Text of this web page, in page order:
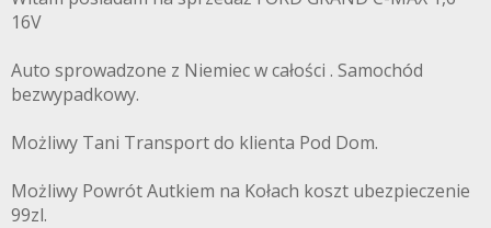
16V
Auto sprowadzone z Niemiec w całości . Samochód
bezwypadkowy.
Możliwy Tani Transport do klienta Pod Dom.
Możliwy Powrót Autkiem na Kołach koszt ubezpieczenie
99zl.